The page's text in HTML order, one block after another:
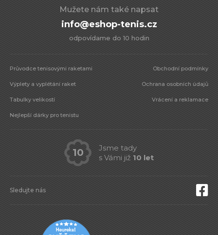
Mužete nám také napsat
info@eshop-tenis.cz
odpovídame do 10 hodin
Průvodce tenisovými raketami
Výplety a vyplétání raket
Tabulky velikostí
Nejlepší dárky pro tenistu
Obchodní podmínky
Ochrana osobních údajů
Vrácení a reklamace
Sledujte nás
10
Jsme tady
s Vámi již 10 let